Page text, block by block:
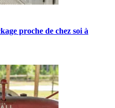
proche de chez soi à